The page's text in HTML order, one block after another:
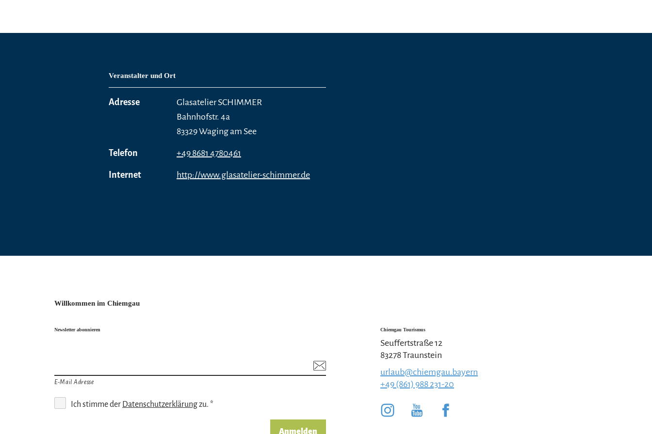
Veranstalter und Ort
Adresse
Glasatelier SCHIMMER
Bahnhofstr. 4a
83329 Waging am See
Telefon +49 8681 4780461
Internet http://www.glasatelier-schimmer.de
Willkommen im Chiemgau
Newsletter abonnieren
E-Mail Adresse
Ich stimme der Datenschutzerklärungzu. *
Anmelden
Chiemgau Tourismus
Seuffertstraße 12
83278 Traunstein
urlaub@chiemgau.bayern
+49 (861) 988 231-20